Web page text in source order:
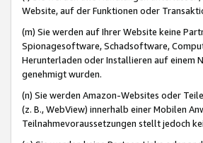
Website, auf der Funktionen oder
(m) Sie werden auf Ihrer Website keine
Spionagesoftware, Schadsoftware,
Herunterladen oder Installieren auf einem
genehmigt wurden.
(n) Sie werden Amazon-Websites oder
(z. B., WebView) innerhalb einer Mobilen
Teilnahmevoraussetzungen stellt jedoch